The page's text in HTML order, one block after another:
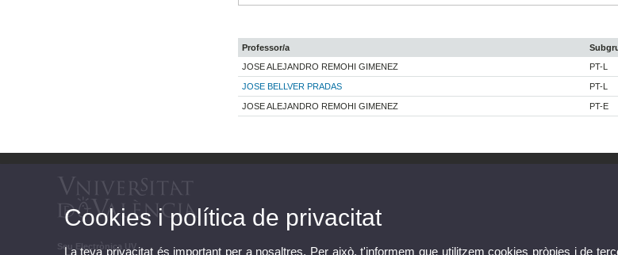
Professor/a
JOSE ALEJANDRO REMOHI GIMENEZ
PT-L
JOSE BELLVER PRADAS PT-L
JOSE ALEJANDRO REMOHI GIMENEZ PT-E
Seu Electrònica UV
Cookies i política de privacitat
La teva privacitat és important per a nosaltres. Per això, t'informem que utilitzem cookies pròpies i de